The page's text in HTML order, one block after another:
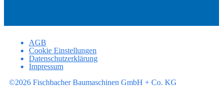
AGB
Cookie Einstellungen
Datenschutzerklärung
Impressum
©2026 Fischbacher Baumaschinen GmbH + Co. KG